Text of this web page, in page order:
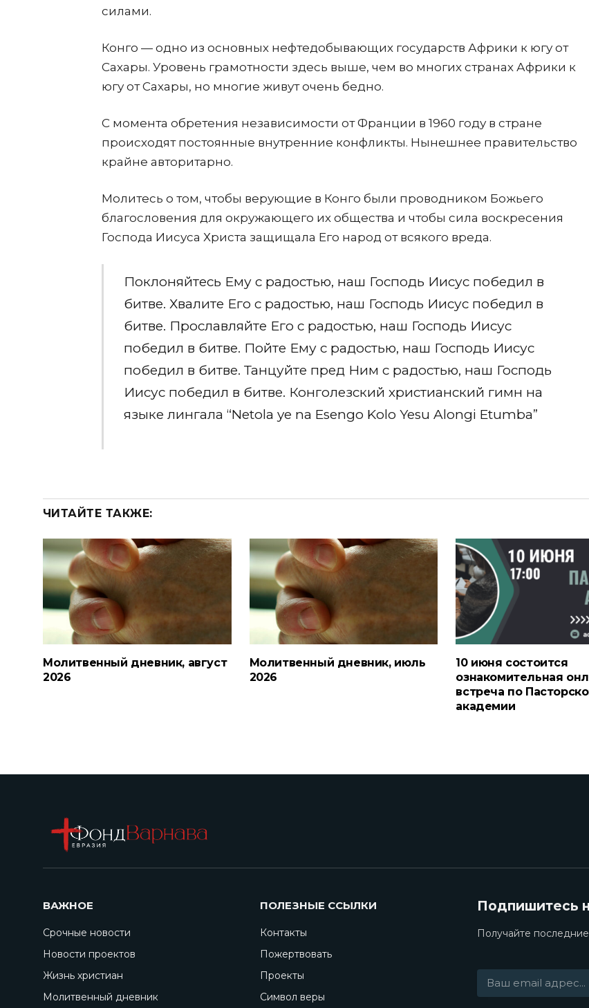
силами.
Конго — одно из основных нефтедобывающих государств Африки к югу от
Сахары. Уровень грамотности здесь выше, чем во многих странах Африки к
югу от Сахары, но многие живут очень бедно.
С момента обретения независимости от Франции в 1960 году в стране
происходят постоянные внутренние конфликты. Нынешнее правительство
крайне авторитарно.
Молитесь о том, чтобы верующие в Конго были проводником Божьего
благословения для окружающего их общества и чтобы сила воскресения
Господа Иисуса Христа защищала Его народ от всякого вреда.
Поклоняйтесь Ему с радостью, наш Господь Иисус победил в
битве. Хвалите Его с радостью, наш Господь Иисус победил в
битве. Прославляйте Его с радостью, наш Господь Иисус
победил в битве. Пойте Ему с радостью, наш Господь Иисус
победил в битве. Танцуйте пред Ним с радостью, наш Господь
Иисус победил в битве. Конголезский христианский гимн на
языке лингала “Netola ye na Esengo Kolo Yesu Alongi Etumba”
ЧИТАЙТЕ ТАКЖЕ:
Молитвенный дневник, август
2026
Молитвенный дневник, июль
2026
10 июня состоится
ознакомительная
встреча по
академии
ВАЖНОЕ
Срочные новости
Новости проектов
Жизнь христиан
Молитвенный дневник
ПОЛЕЗНЫЕ ССЫЛКИ
Контакты
Пожертвовать
Проекты
Символ веры
Подпишитесь
Получайте